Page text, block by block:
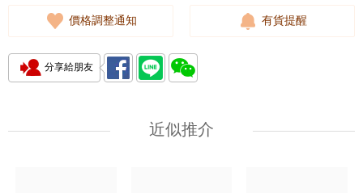
價格調整通知 有貨提醒
分享給朋友
近似推介